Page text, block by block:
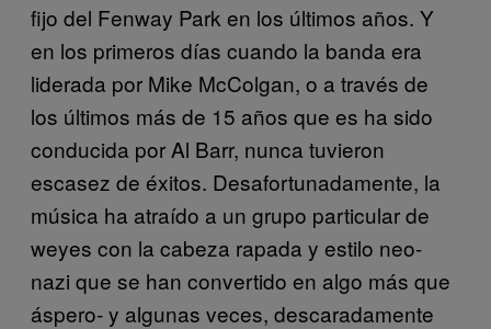
fijo del Fenway Park en los últimos años. Y
en los primeros días cuando la banda era
liderada por Mike McColgan, o a través de
los últimos más de 15 años que es ha sido
conducida por Al Barr, nunca tuvieron
escasez de éxitos. Desafortunadamente, la
música ha atraído a un grupo particular de
weyes con la cabeza rapada y estilo neo-
nazi que se han convertido en algo más que
áspero- y algunas veces, descaradamente